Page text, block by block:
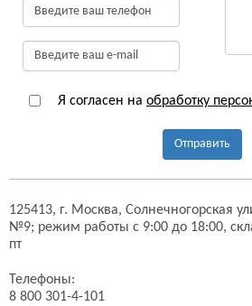
Я согласен на обработку
Отправить
125413, г. Москва, Солнечногорская
№9; режим работы с 9:00 до 18:00,
пт
Телефоны:
8 800 301-4-101